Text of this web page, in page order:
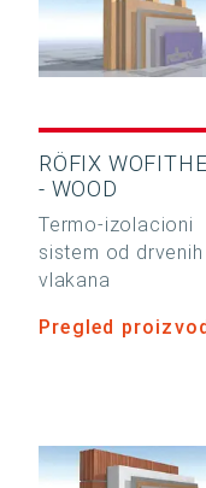
RÖFIX
- WOOD
Termo-izolacioni
sistem od drvenih
vlakana
Pregled